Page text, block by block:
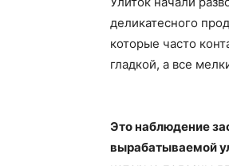
деликатесного
которые часто
гладкой, а все
Это наблюдение
вырабатываемой